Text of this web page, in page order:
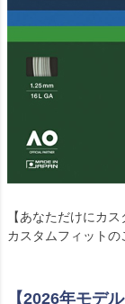
【あなただけにカ
カスタムフィット
【2026年モデ